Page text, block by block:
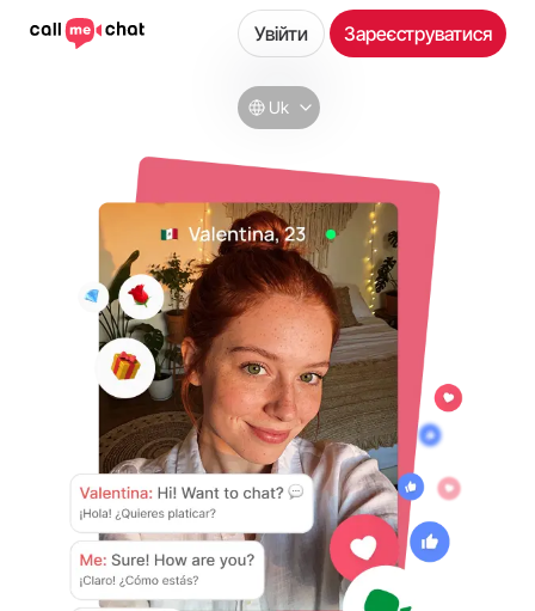
Uk
Увійти Зареєструватися